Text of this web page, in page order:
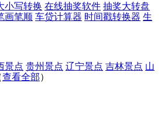
小写转换 在线抽奖软件 抽奖大转盘
画笔顺 车贷计算器 时间戳转换器 生
景点 贵州景点 辽宁景点 吉林景点 山
查看全部）